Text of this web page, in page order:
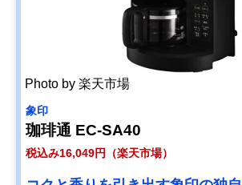
Photo by 楽天市場
象印
珈琲通 EC-SA40
税込み16,049円（楽天市場）